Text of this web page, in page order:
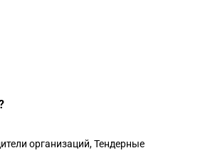
организаций, Тендерные